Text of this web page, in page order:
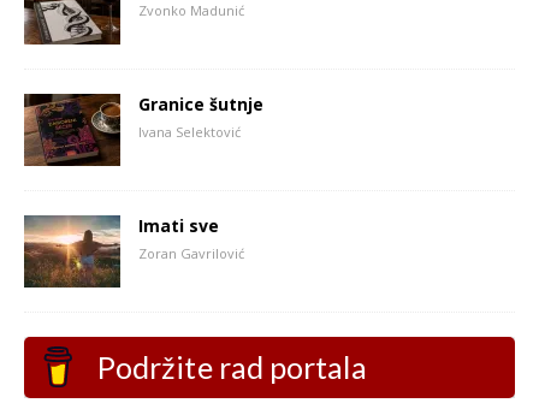
Zvonko Madunić
Granice šutnje
Ivana Selektović
Imati sve
Zoran Gavrilović
Podržite rad portala